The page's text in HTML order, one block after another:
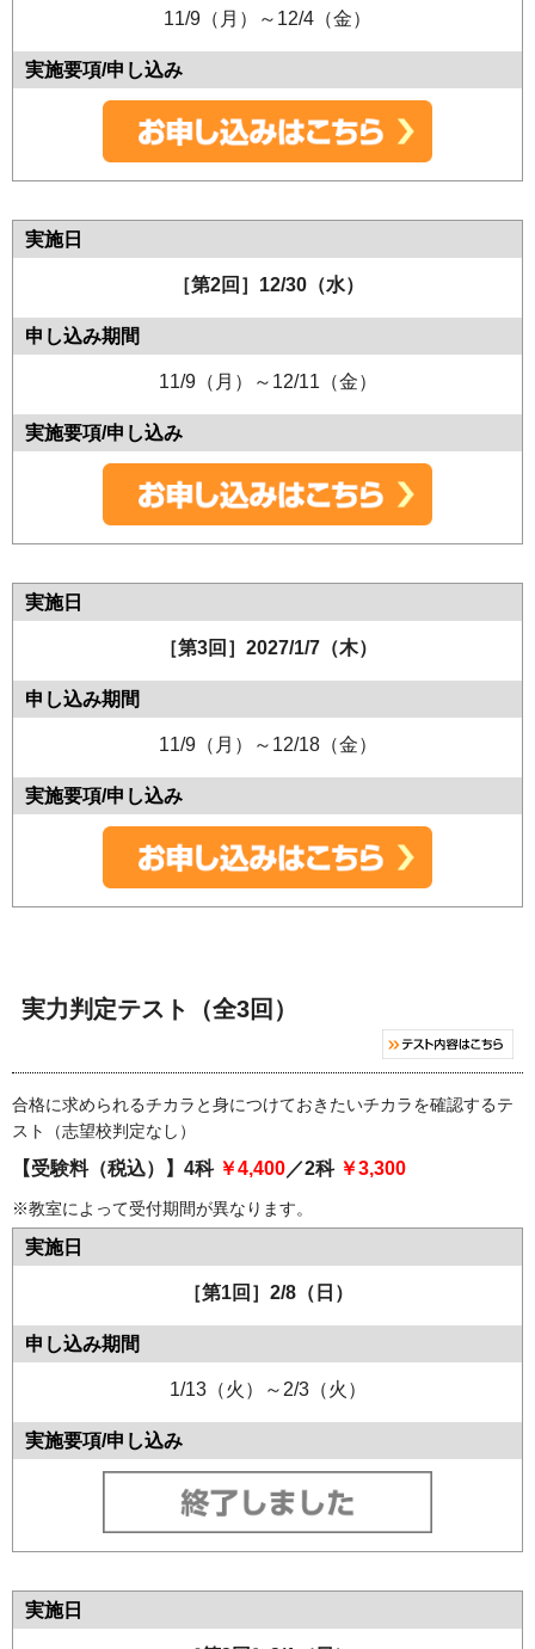
11/9（月）～12/4（金）
［第2回］12/30（水）
11/9（月）～12/11（金）
［第3回］2027/1/7（木）
11/9（月）～12/18（金）
実力判定テスト（全3回）
合格に求められるチカラと身につけておきたいチカラを確認するテ
スト（志望校判定なし）
【受験料（税込）】4科 ￥4,400／2科 ￥3,300
※教室によって受付期間が異なります。
［第1回］2/8（日）
1/13（火）～2/3（火）